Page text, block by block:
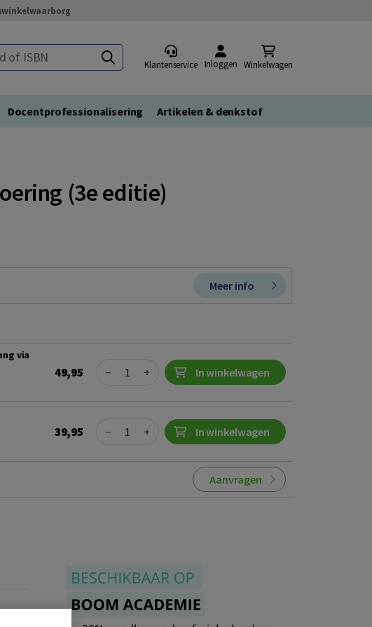
Klantenservice Inloggen Winkelwagen
Docentprofessionalisering Artikelen & denkstof
(3e editie)
Meer info
via
49,95 Quantity
− + In winkelwagen
39,95 Quantity
− + In winkelwagen
Aanvragen